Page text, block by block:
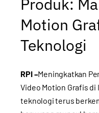
Motion
Teknologi
RPI –Meningkatkan
Video Motion Grafis
teknologi terus